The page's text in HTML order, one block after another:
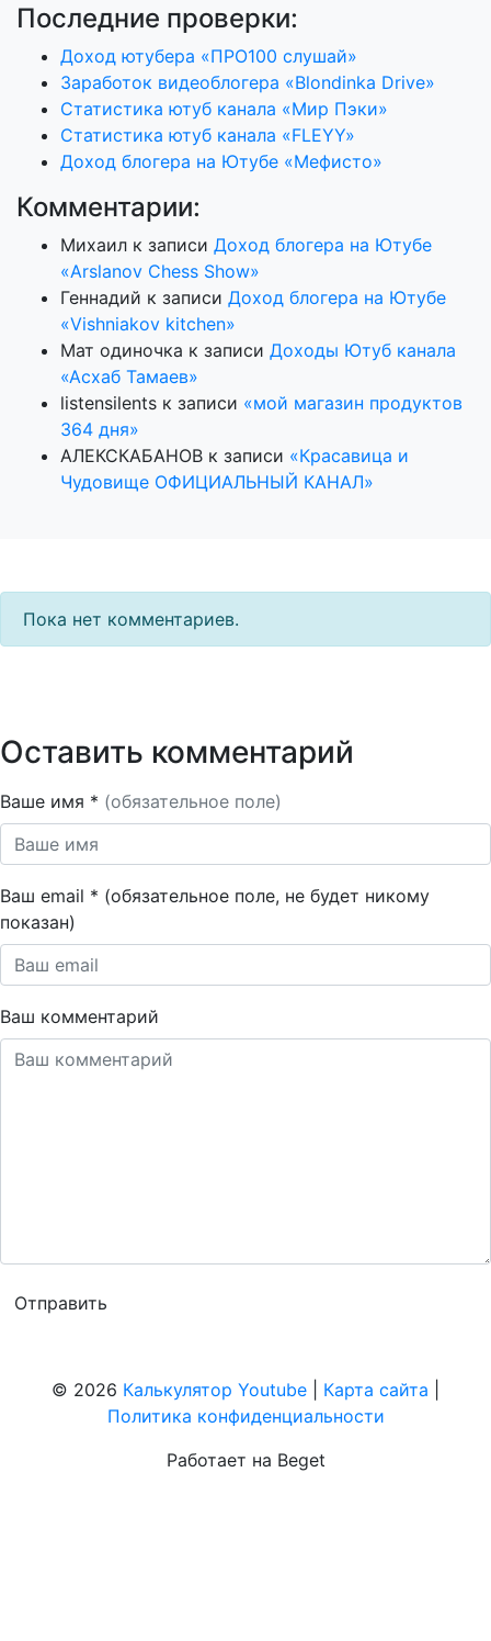
Последние проверки:
Доход ютубера «ПРО100 слушай»
Заработок видеоблогера «Blondinka Drive»
Статистика ютуб канала «Мир Пэки»
Статистика ютуб канала «FLEYY»
Доход блогера на Ютубе «Мефисто»
Комментарии:
Михаил к записи Доход блогера на Ютубе
«Arslanov Chess Show»
Геннадий к записи Доход блогера на Ютубе
«Vishniakov kitchen»
Мат одиночка к записи Доходы Ютуб канала
«Асхаб Тамаев»
listensilents к записи «мой магазин продуктов
364 дня»
АЛЕКСКАБАНОВ к записи «Красавица и
Чудовище ОФИЦИАЛЬНЫЙ КАНАЛ»
Пока нет комментариев.
Оставить комментарий
Ваше имя * (обязательное поле)
Ваш email * (обязательное поле, не будет никому
показан)
Ваш комментарий
© 2026 Калькулятор Youtube Карта сайта
Политика конфиденциальности
Работает на Beget